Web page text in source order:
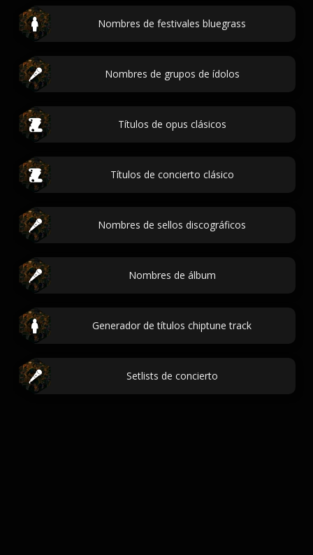
Nombres de festivales bluegrass
Nombres de grupos de ídolos
Títulos de opus clásicos
Títulos de concierto clásico
Nombres de sellos discográficos
Nombres de álbum
Generador de títulos chiptune track
Setlists de concierto